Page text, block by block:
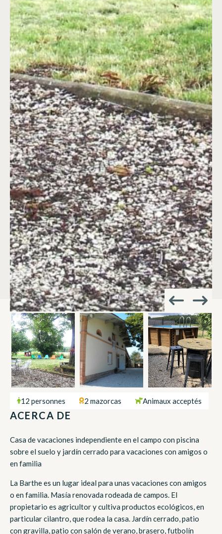
12 personnes 2 mazorcas Animaux acceptés
ACERCA DE
Casa de vacaciones independiente en el campo con piscina
sobre el suelo y jardín cerrado para vacaciones con amigos o
en familia
La Barthe es un lugar ideal para unas vacaciones con amigos
o en familia. Masía renovada rodeada de campos. El
propietario es agricultor y cultiva productos ecológicos, en
particular cilantro, que rodea la casa. Jardín cerrado, patio
con gravilla, patio con salón de verano, brasero, futbolín